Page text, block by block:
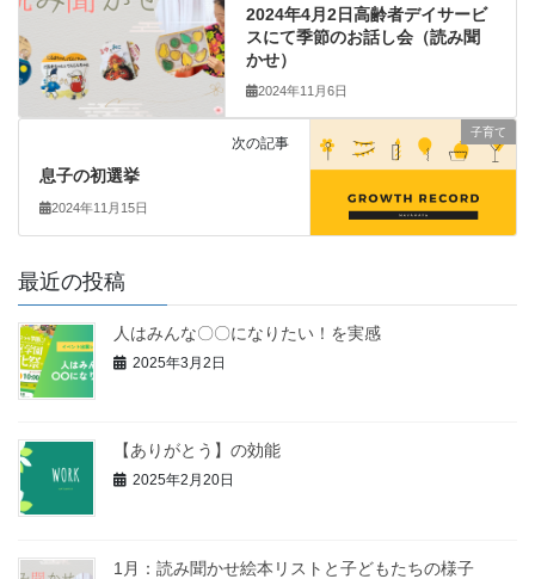
2024年4月2日高齢者デイサービ
スにて季節のお話し会（読み聞
かせ）
2024年11月6日
子育て
次の記事
息子の初選挙
2024年11月15日
最近の投稿
人はみんな〇〇になりたい！を実感
2025年3月2日
【ありがとう】の効能
2025年2月20日
1月：読み聞かせ絵本リストと子どもたちの様子